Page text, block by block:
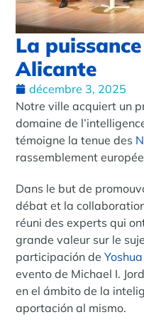
La
Alicante
décembre 3, 2025
Notre ville acquiert un
domaine de
témoigne la tenue des
rassemblement
Dans le but de
débat et la
réuni des experts qui
grande valeur sur le
participación de
evento de Michael I.
en el ámbito de la
aportación al mismo.